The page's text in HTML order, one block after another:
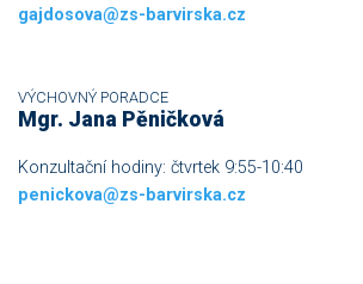
gajdosova@zs-barvirska.cz
VÝCHOVNÝ PORADCE
Mgr. Jana Pěničková
Konzultační hodiny: čtvrtek 9:55-10:40
penickova@zs-barvirska.cz